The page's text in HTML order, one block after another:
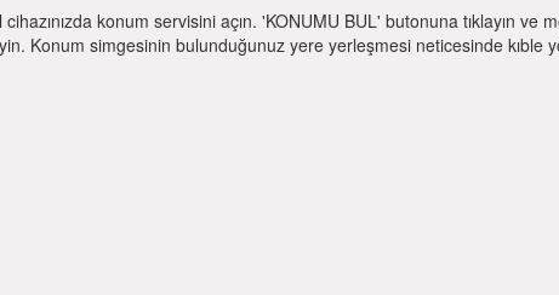
konum servisini açın. 'KONUMU BUL' butonuna tıklayın ve
Konum simgesinin bulunduğunuz yere yerleşmesi neticesinde kıble